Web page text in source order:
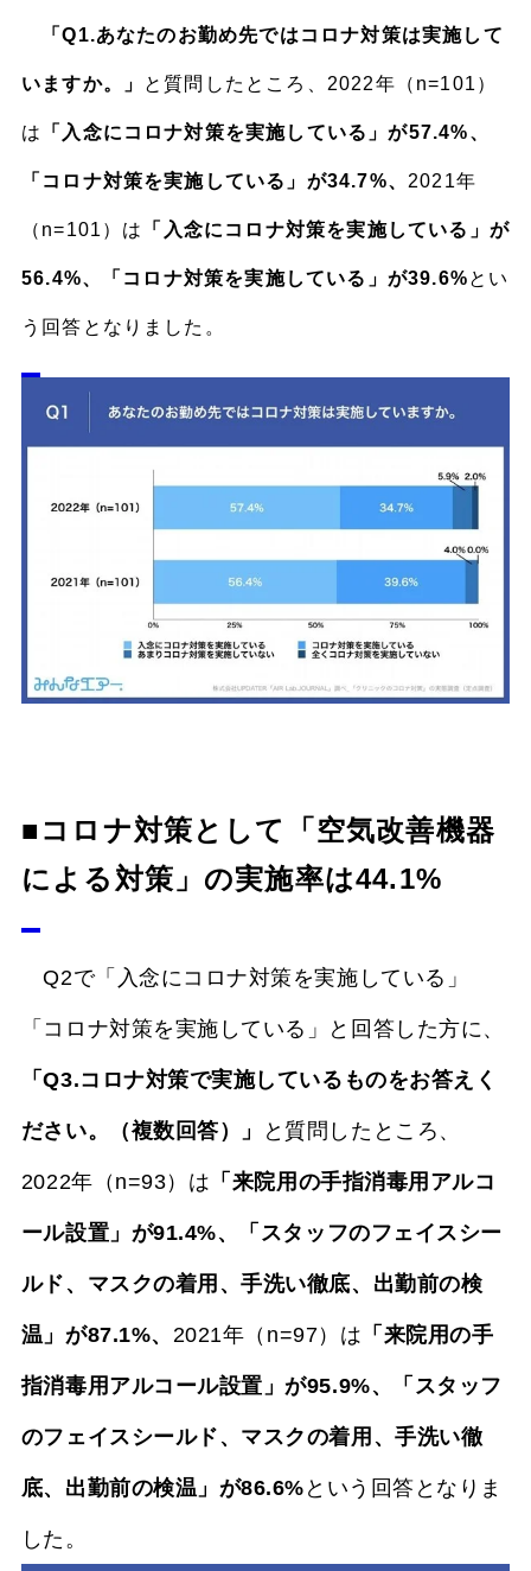
「Q1.あなたのお勤め先ではコロナ対策は実施して
いますか。」 と質問したところ、2022年（n=101）
は 「入念にコロナ対策を実施している」が57.4%、
「コロナ対策を実施している」が34.7%、 2021年
（n=101）は 「入念にコロナ対策を実施している」が
56.4%、「コロナ対策を実施している」が39.6%とい
う回答となりました。
■コロナ対策として「空気改善機器
による対策」の実施率は44.1%
Q2で「入念にコロナ対策を実施している」
「コロナ対策を実施している」と回答した方に、
「Q3.コロナ対策で実施しているものをお答えく
ださい。（複数回答）」 と質問したところ、
2022年（n=93）は 「来院用の手指消毒用アルコ
ール設置」が91.4%、「スタッフのフェイスシー
ルド、マスクの着用、手洗い徹底、出勤前の検
温」が87.1%、 2021年（n=97）は 「来院用の手
指消毒用アルコール設置」が95.9%、「スタッフ
のフェイスシールド、マスクの着用、手洗い徹
底、出勤前の検温」が86.6% という回答となりま
した。